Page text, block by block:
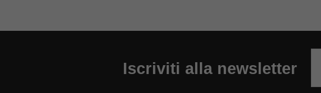
Iscriviti alla newsletter